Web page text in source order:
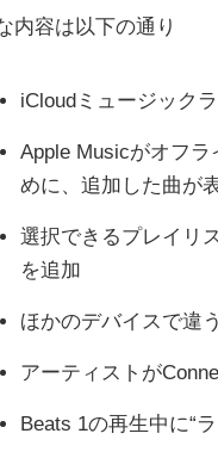
内容は以下の通り
iCloudミュージック
Apple Musicがオフ
めに、追加した曲が
選択できるプレイリ
を追加
ほかのデバイスで違
アーティストが
Beats 1の再生中に“